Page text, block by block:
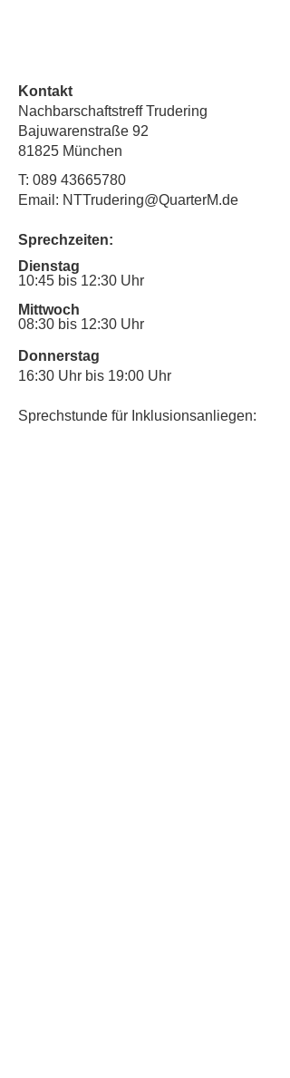
Kontakt
Nachbarschaftstreff Trudering
Bajuwarenstraße 92
81825 München
T: 089 43665780
Email: NTTrudering@QuarterM.de
Sprechzeiten:
Dienstag
10:45 bis 12:30 Uhr
Mittwoch
08:30 bis 12:30 Uhr
Donnerstag
16:30 Uhr bis 19:00 Uhr
Sprechstunde für Inklusionsanliegen: